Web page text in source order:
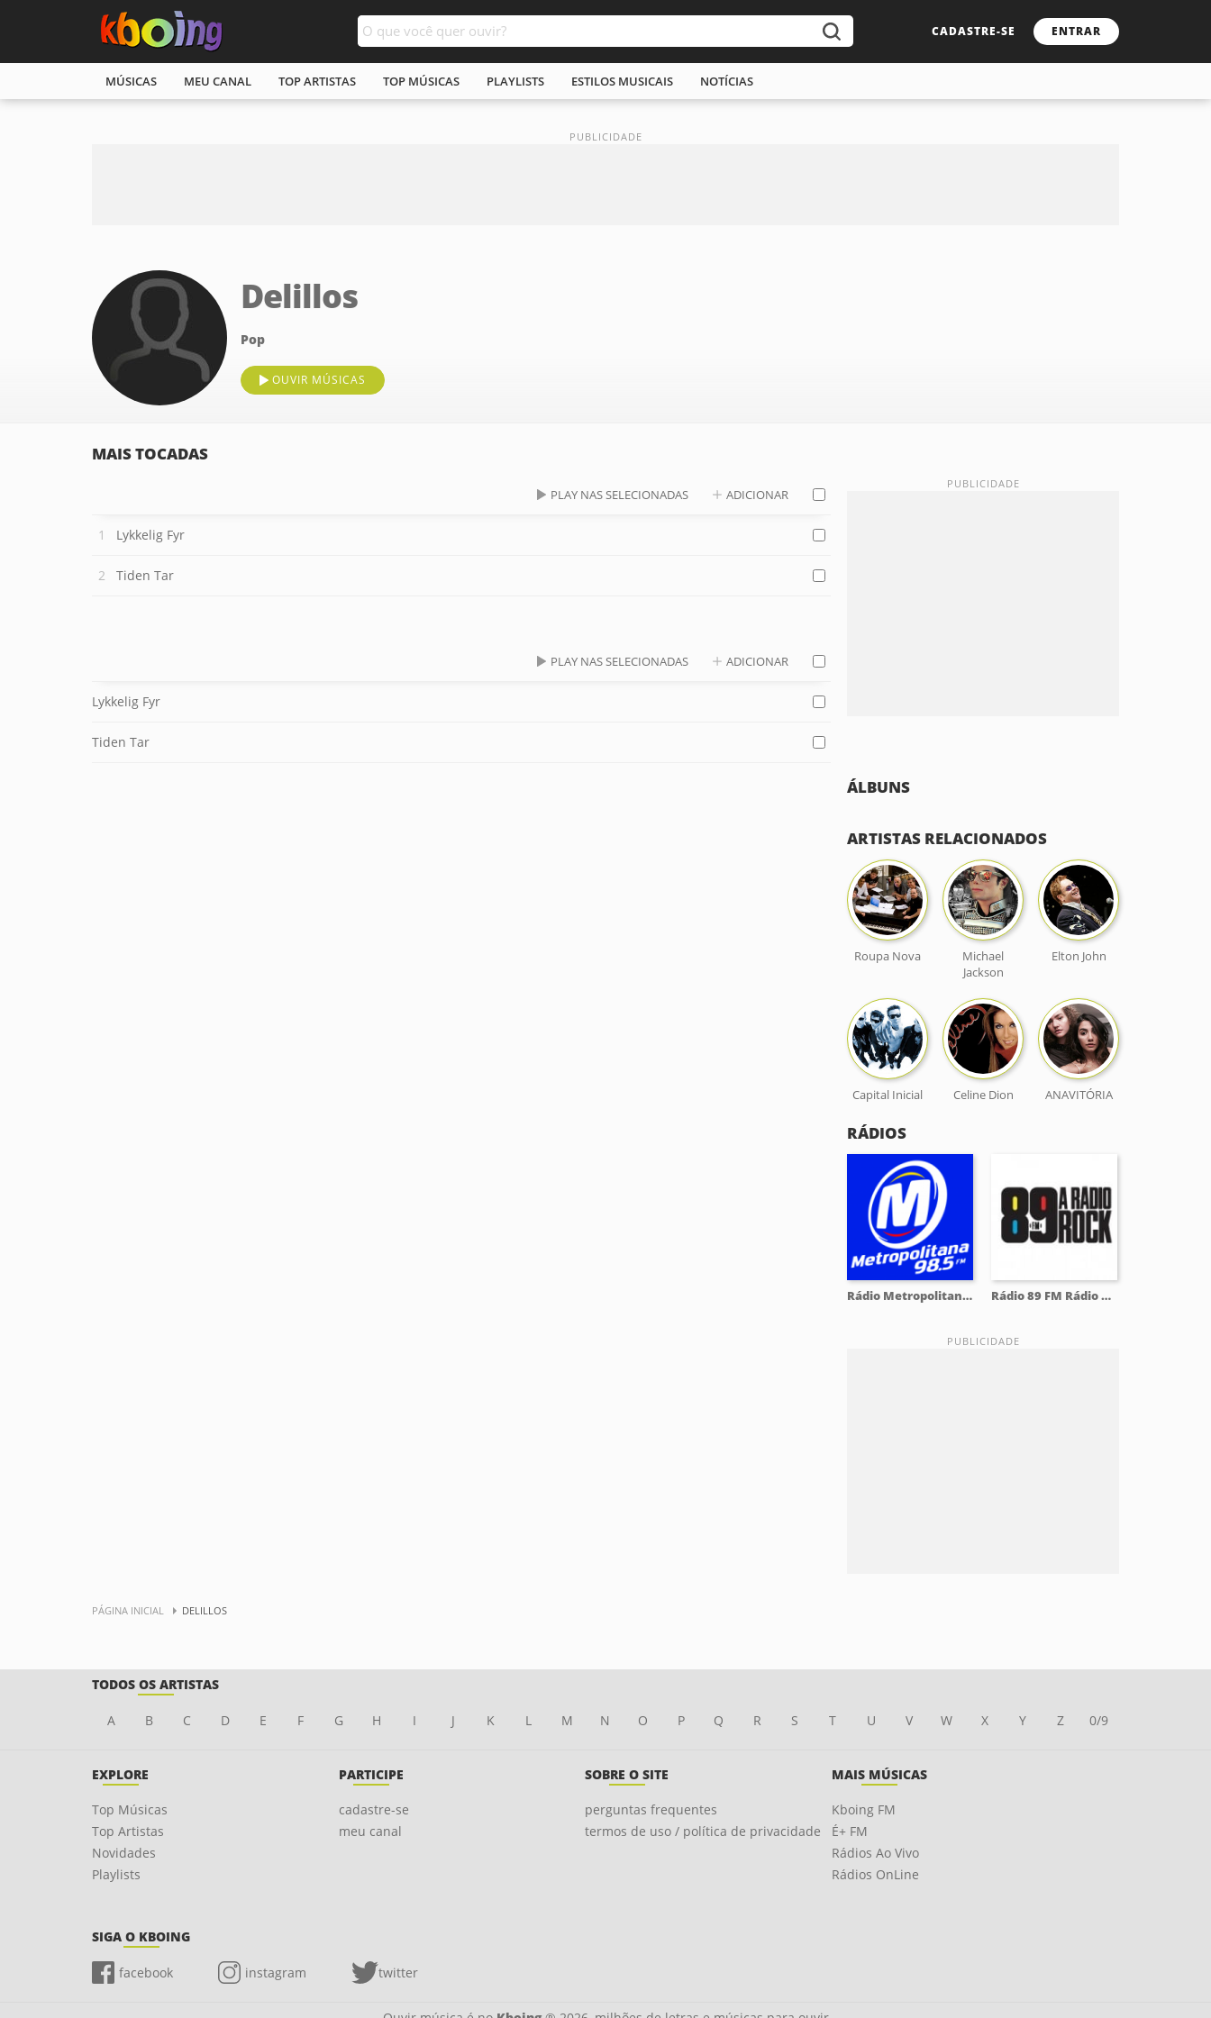
CADASTRE-SE ENTRAR
MÚSICAS MEU CANAL TOP ARTISTAS TOP MÚSICAS PLAYLISTS ESTILOS MUSICAIS NOTÍCIAS
Delillos
Pop
OUVIR MÚSICAS
MAIS TOCADAS
PLAY NAS SELECIONADAS ADICIONAR
Lykkelig Fyr
Tiden Tar
PLAY NAS SELECIONADAS ADICIONAR
Lykkelig Fyr
Tiden Tar
ÁLBUNS
ARTISTAS RELACIONADOS
Roupa Nova
Michael
Jackson
Elton John
Capital Inicial Celine Dion ANAVITÓRIA
RÁDIOS
Rádio Metropolitana 98.5 FM Rádio 89 FM Rádio Rock
PÁGINA INICIAL DELILLOS
TODOS OS ARTISTAS
A B C D E F G H I J K L M N O P Q R S T U V W X Y Z 0/9
EXPLORE
Top Músicas
Top Artistas
Novidades
Playlists
PARTICIPE
cadastre-se
meu canal
SOBRE O SITE
perguntas frequentes
termos de uso / política de privacidade
MAIS MÚSICAS
Kboing FM
É+ FM
Rádios Ao Vivo
Rádios OnLine
SIGA O KBOING
facebook instagram twitter